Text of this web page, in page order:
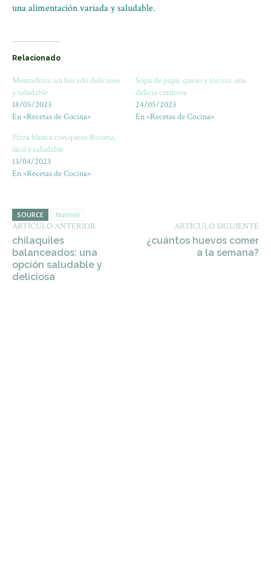
una alimentación variada y saludable.
Relacionado
Montaditos: un bocado delicioso
y saludable
18/05/2023
En «Recetas de Cocina»
Sopa de papa, queso y tocino: una
delicia cremosa
24/05/2023
En «Recetas de Cocina»
Pizza blanca con queso Ricotta,
fácil y saludable
13/04/2023
En «Recetas de Cocina»
SOURCE Nutrioli
ARTÍCULO ANTERIOR
chilaquiles
balanceados: una
opción saludable y
deliciosa
ARTÍCULO SIGUIENTE
¿cuántos huevos comer
a la semana?